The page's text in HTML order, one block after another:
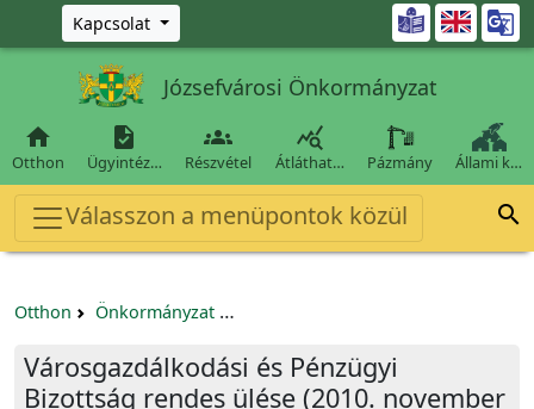
Ugrás a fő tartalomra
Kapcsolat 
Józsefvárosi Önkormányzat

Otthon

Ügyintéz…

Részvétel

Átláthat… Pázmány Állami k…
Válasszon a menüpontok közül 
Otthon Önkormányzat
Városgazdálkodási és Pénzügyi
Bizottság rendes ülése (2010. november